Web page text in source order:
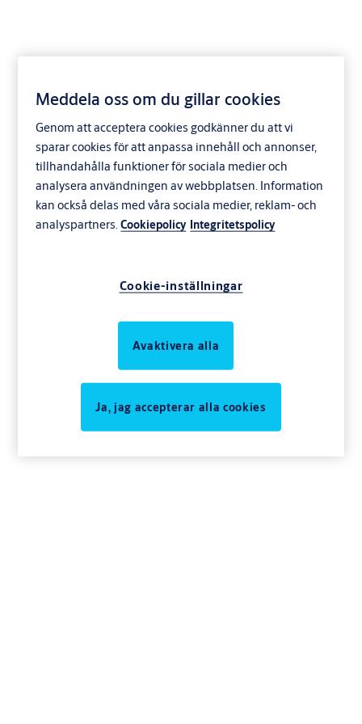
Meddela oss om du gillar cookies
Genom att acceptera cookies godkänner du att vi
sparar cookies för att anpassa innehåll och annonser,
tillhandahålla funktioner för sociala medier och
analysera användningen av webbplatsen. Information
kan också delas med våra sociala medier, reklam- och
analyspartners.Cookiepolicy Integritetspolicy
Cookie-inställningar
Avaktivera alla
Ja, jag accepterar alla cookies